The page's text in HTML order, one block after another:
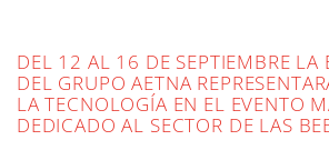
MÁS INFORMACIÓN
DEL 12 AL 16 DE SEPTIEMBRE LA
DEL GRUPO AETNA
LA TECNOLOGÍA EN EL EVENTO
DEDICADO AL SECTOR DE LAS